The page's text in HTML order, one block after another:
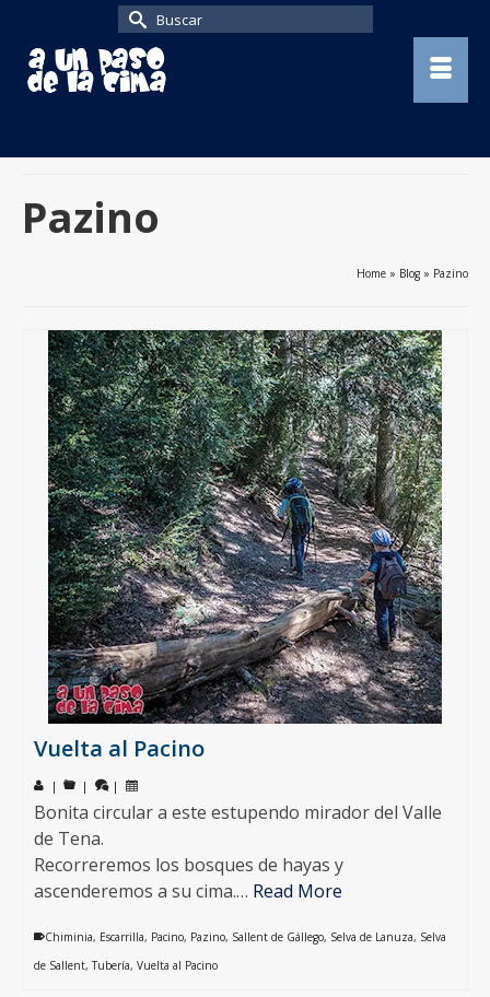
Buscar
por:
Pazino
Home » Blog » Pazino
Vuelta al Pacino
| | |
Bonita circular a este estupendo mirador del Valle
de Tena.
Recorreremos los bosques de hayas y
ascenderemos a su cima.… Read More
Chiminia, Escarrilla, Pacino, Pazino, Sallent de Gállego, Selva de Lanuza, Selva
de Sallent,Tubería, Vuelta al Pacino